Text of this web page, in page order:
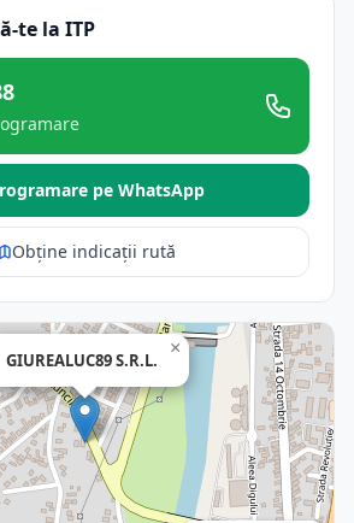
te la ITP
pe WhatsApp
Obține indicații rută
GIUREALUC89 S.R.L.
×